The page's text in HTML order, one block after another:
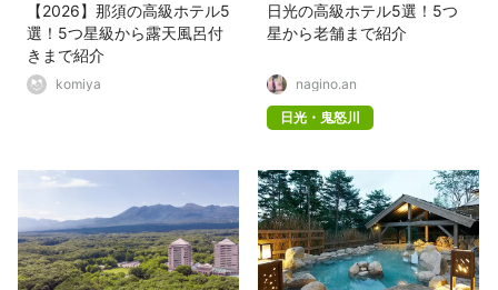
【2026】那須の高級ホテル5
選！5つ星級から露天風呂付
きまで紹介
komiya
日光の高級ホテル5選！5つ
星から老舗まで紹介
nagino.an
日光・鬼怒川